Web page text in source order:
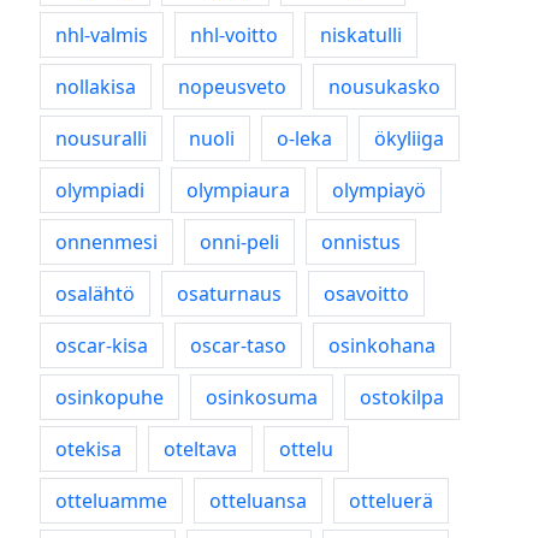
nhl-valmis
nhl-voitto
niskatulli
nollakisa
nopeusveto
nousukasko
nousuralli
nuoli o-leka
ökyliiga
olympiadi
olympiaura
olympiayö
onnenmesi
onni-peli
onnistus
osalähtö
osaturnaus
osavoitto
oscar-kisa
oscar-taso
osinkohana
osinkopuhe
osinkosuma
ostokilpa
otekisa
oteltava
ottelu
otteluamme
otteluansa
otteluerä